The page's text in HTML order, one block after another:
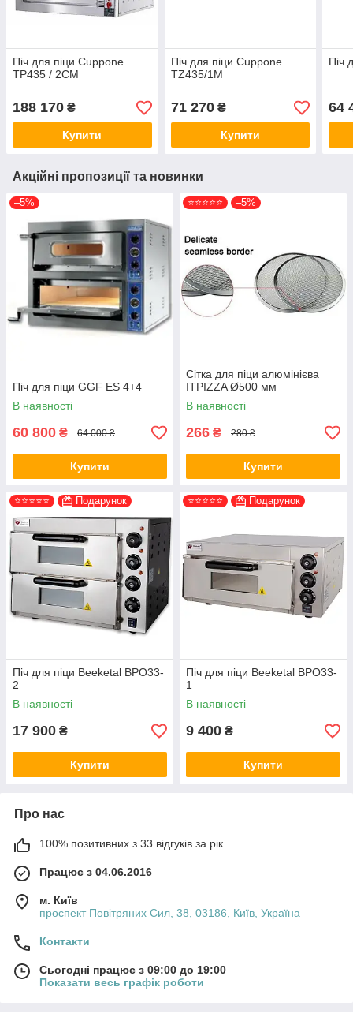
Піч для піци Cuppone
TP435 / 2CM
188 170 ₴
Купити
Піч для піци Cuppone
TZ435/1M
71 270₴
Купити
Піч
64
Акційні пропозиції та новинки
–5%
Піч для піци GGF ES 4+4
В наявності
60 800 ₴ 64 000 ₴
Купити
⭐⭐⭐⭐⭐ –5%
Сітка для піци алюмінієва
ITPIZZA Ø500 мм
В наявності
266 ₴ 280 ₴
Купити
⭐⭐⭐⭐⭐ Подарунок
Піч для піци Beeketal BPO33-
2
В наявності
17 900 ₴
Купити
⭐⭐⭐⭐⭐ Подарунок
Піч для піци Beeketal BPO33-
1
В наявності
9 400 ₴
Купити
Про нас
100% позитивних з 33 відгуків за рік
Працює з 04.06.2016
м. Київ
проспект Повітряних Сил, 38, 03186, Київ, Україна
Контакти
Сьогодні працює з 09:00 до 19:00
Показати весь графік роботи